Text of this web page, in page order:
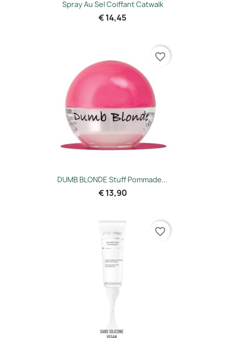
Spray Au Sel Coiffant Catwalk
€ 14,45
DUMB BLONDE Stuff Pommade...
€ 13,90
favorite_border
favorite_border